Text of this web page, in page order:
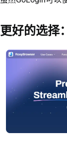
更好的选择